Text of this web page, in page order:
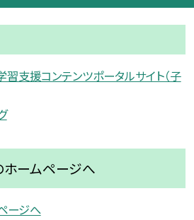
支援コンテンツポータルサイト（子
ームページへ
ージへ